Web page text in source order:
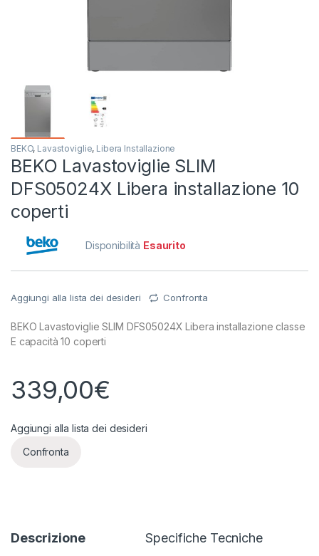
BEKO, Lavastoviglie, Libera Installazione
BEKO Lavastoviglie SLIM
DFS05024X Libera installazione 10
coperti
Disponibilità Esaurito
Aggiungi alla lista dei desideri Confronta
BEKO Lavastoviglie SLIM DFS05024X Libera installazione classe
E capacità 10 coperti
339,00€
Aggiungi alla lista dei desideri
Confronta
Descrizione Specifiche Tecniche